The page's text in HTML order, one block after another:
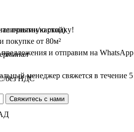
картой)
без НДС
приятнуюскидку!
покупке от 80м²
и отправим на WhatsApp
менеджер свяжется в течение 5
Свяжитесь с нами